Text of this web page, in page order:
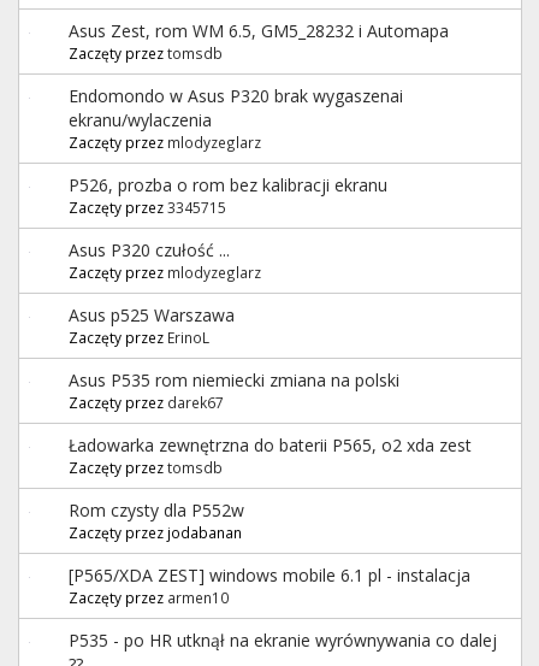
Asus Zest, rom WM 6.5, GM5_28232 i Automapa
Zaczęty przeztomsdb
Endomondo w Asus P320 brak wygaszenai
ekranu/wylaczenia
Zaczęty przez mlodyzeglarz
P526, prozba o rom bez kalibracji ekranu
Zaczęty przez3345715
Asus P320 czułość ...
Zaczęty przez mlodyzeglarz
Asus p525 Warszawa
Zaczęty przez ErinoL
Asus P535 rom niemiecki zmiana na polski
Zaczęty przez darek67
Ładowarka zewnętrzna do baterii P565, o2 xda zest
Zaczęty przeztomsdb
Rom czysty dla P552w
Zaczęty przez jodabanan
[P565/XDA ZEST] windows mobile 6.1 pl - instalacja
Zaczęty przez armen10
P535 - po HR utknął na ekranie wyrównywania co dalej